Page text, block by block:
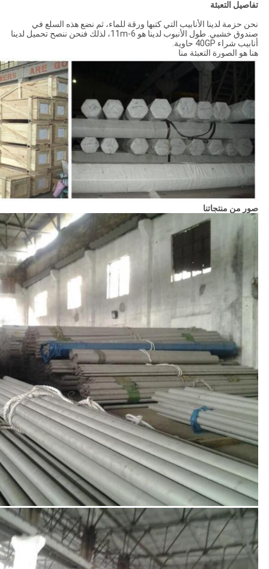
تفاصيل التعبئة
نحن حزمة لدينا الأنابيب التي كتبها ورقة للماء، ثم نضع هذه السلع في
صندوق خشبي. طول الأنبوب لدينا هو 6-11m، لذلك فنحن ننصح تحميل لدينا
أنابيب شراء 40GP حاوية.
هنا هو الصورة التعبئة منا
صور من منتجاتنا